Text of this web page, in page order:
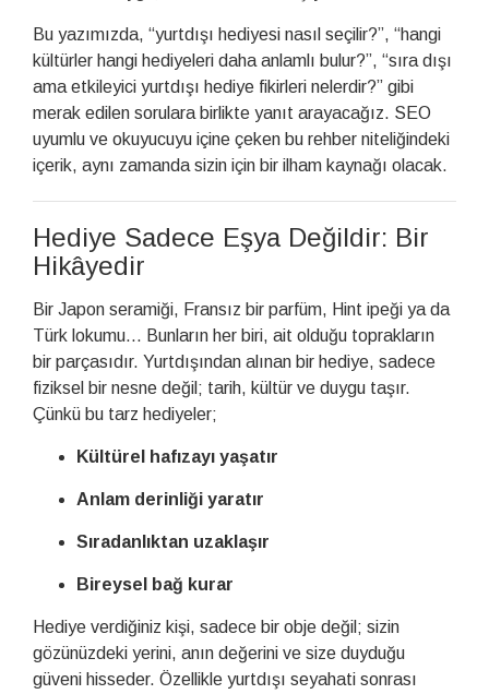
Bu yazımızda, “yurtdışı hediyesi nasıl seçilir?”, “hangi
kültürler hangi hediyeleri daha anlamlı bulur?”, “sıra dışı
ama etkileyici yurtdışı hediye fikirleri nelerdir?” gibi
merak edilen sorulara birlikte yanıt arayacağız. SEO
uyumlu ve okuyucuyu içine çeken bu rehber niteliğindeki
içerik, aynı zamanda sizin için bir ilham kaynağı olacak.
Hediye Sadece Eşya Değildir: Bir
Hikâyedir
Bir Japon seramiği, Fransız bir parfüm, Hint ipeği ya da
Türk lokumu... Bunların her biri, ait olduğu toprakların
bir parçasıdır. Yurtdışından alınan bir hediye, sadece
fiziksel bir nesne değil; tarih, kültür ve duygu taşır.
Çünkü bu tarz hediyeler;
Kültürel hafızayı yaşatır
Anlam derinliği yaratır
Sıradanlıktan uzaklaşır
Bireysel bağ kurar
Hediye verdiğiniz kişi, sadece bir obje değil; sizin
gözünüzdeki yerini, anın değerini ve size duyduğu
güveni hisseder. Özellikle yurtdışı seyahati sonrası